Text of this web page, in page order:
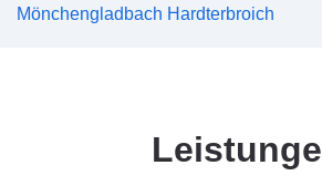
Mönchengladbach Hardterbroich